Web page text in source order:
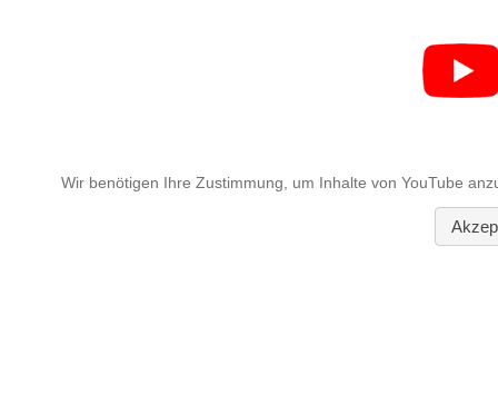
Wir benötigen Ihre Zustimmung, um Inhalte von YouTube